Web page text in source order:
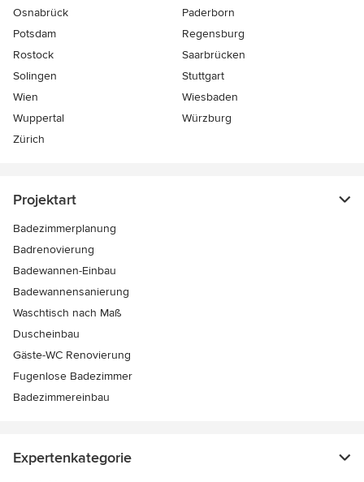
Osnabrück
Paderborn
Potsdam
Regensburg
Rostock
Saarbrücken
Solingen
Stuttgart
Wien
Wiesbaden
Wuppertal
Würzburg
Zürich
Projektart
Badezimmerplanung
Badrenovierung
Badewannen-Einbau
Badewannensanierung
Waschtisch nach Maß
Duscheinbau
Gäste-WC Renovierung
Fugenlose Badezimmer
Badezimmereinbau
Expertenkategorie